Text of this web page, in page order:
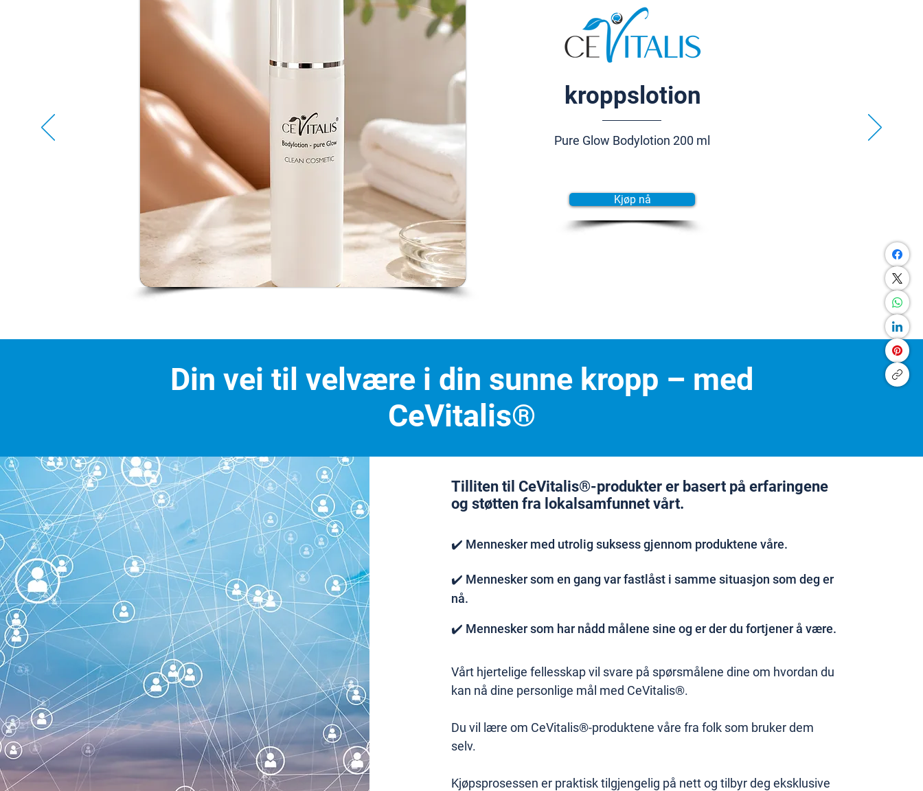
kroppslotion
Pure Glow Bodylotion 200 ml
Kjøp nå
Din vei til velvære i din sunne kropp – med
CeVitalis®
Tilliten til CeVitalis®-produkter er basert på erfaringene
og støtten fra lokalsamfunnet vårt.
✔️ Mennesker med utrolig suksess gjennom produktene våre.
✔️ Mennesker som en gang var fastlåst i samme situasjon som deg er
nå.
✔️ Mennesker som har nådd målene sine og er der du fortjener å være.
Vårt hjertelige fellesskap vil svare på spørsmålene dine om hvordan du
kan nå dine personlige mål med CeVitalis®.
Du vil lære om CeVitalis®-produktene våre fra folk som bruker dem
selv.
Kjøpsprosessen er praktisk tilgjengelig på nett og tilbyr deg eksklusive